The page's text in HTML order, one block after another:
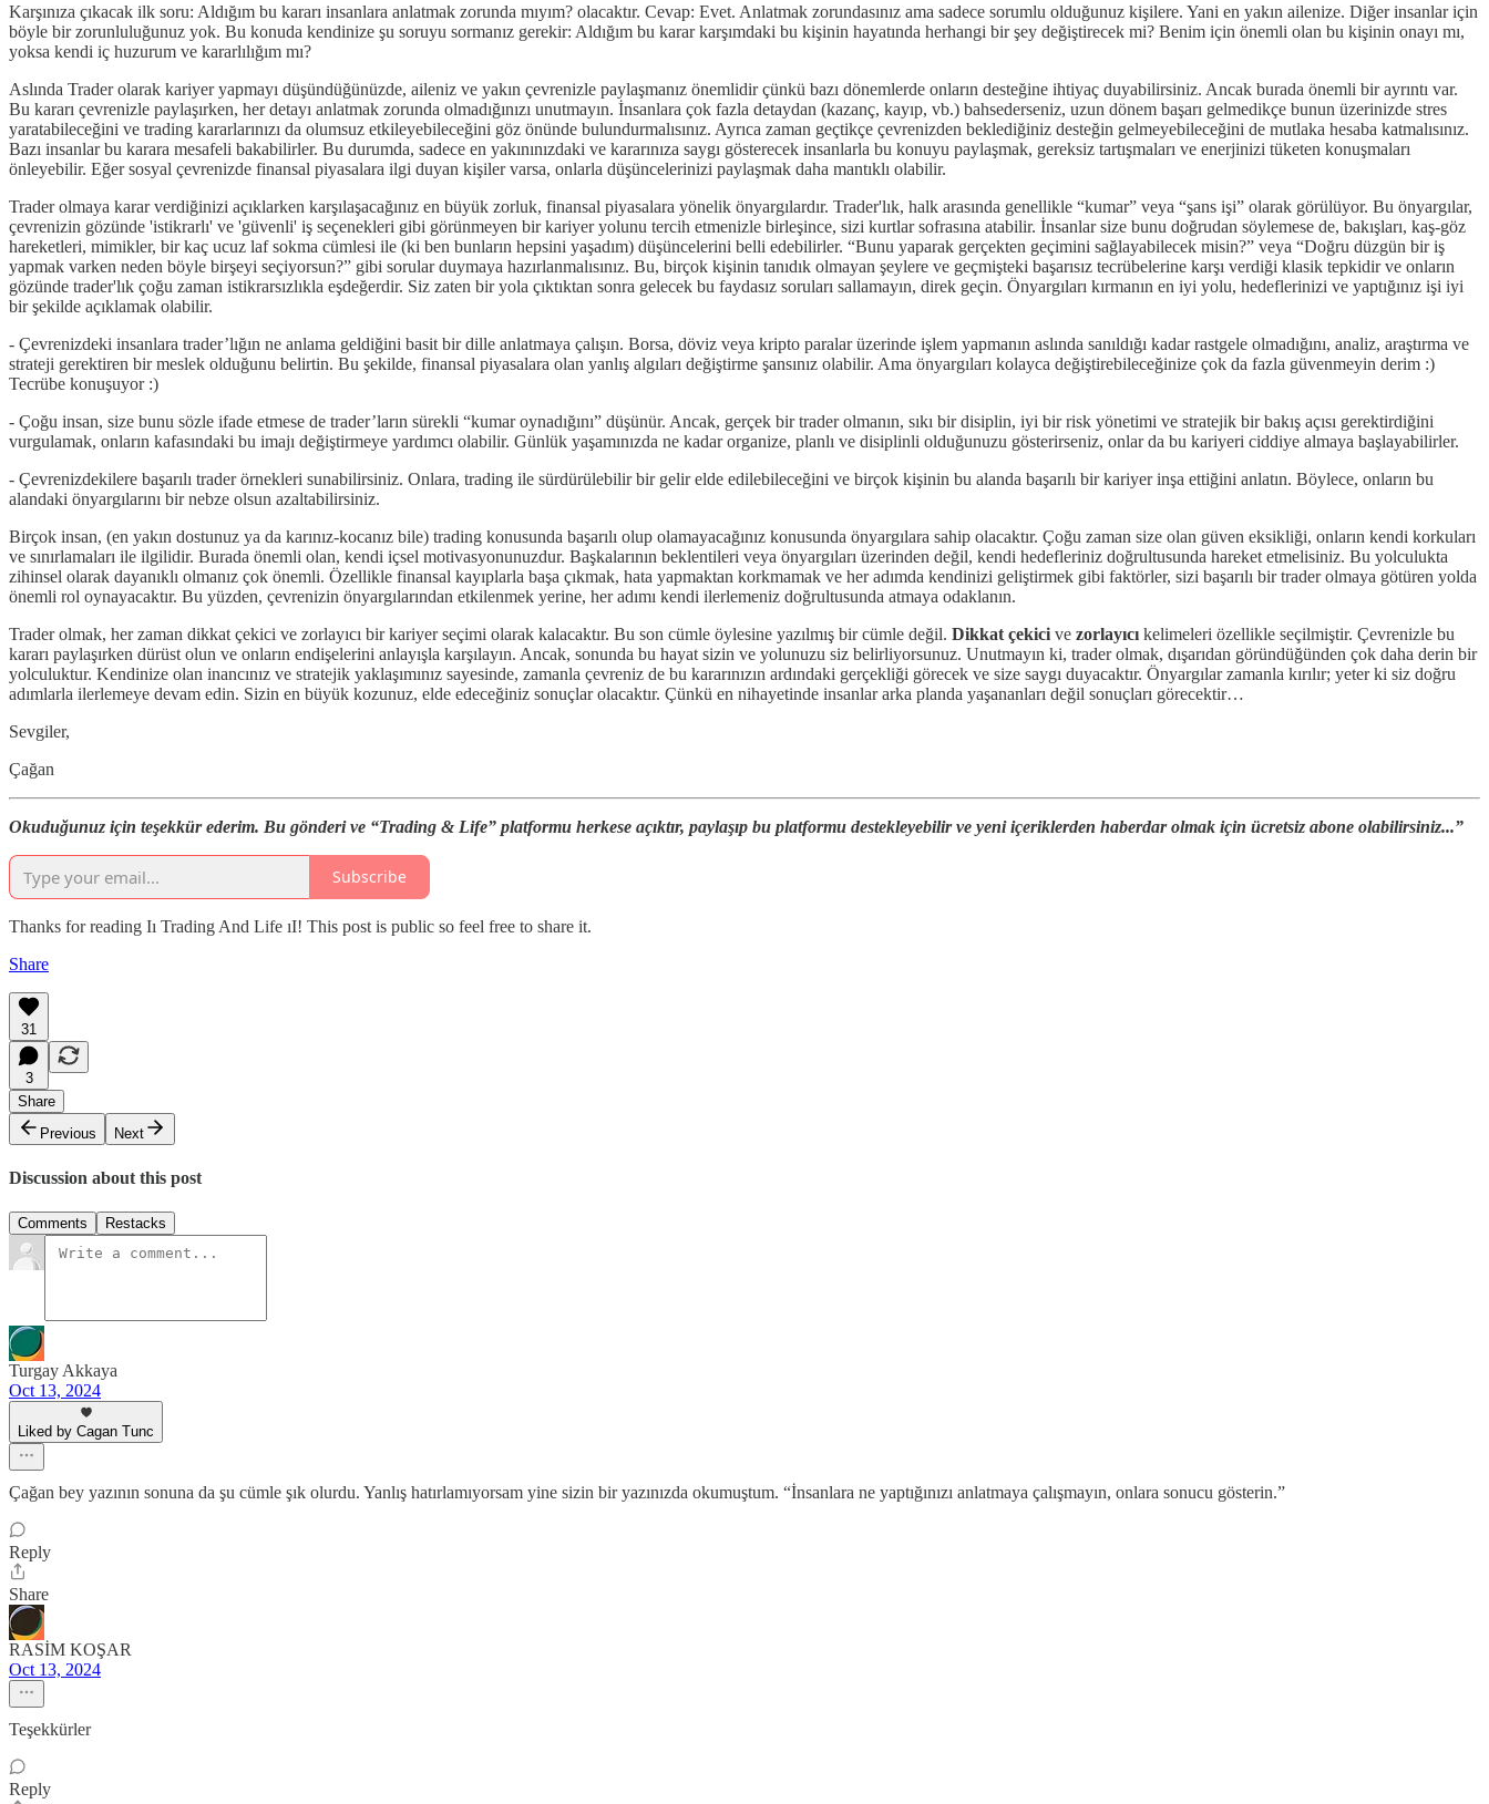
Karşınıza çıkacak ilk soru: Aldığım bu kararı insanlara anlatmak zorunda mıyım? olacaktır. Cevap: Evet. Anlatmak zorundasınız ama sadece sorumlu olduğunuz kişilere. Yani en yakın ailenize. Diğer insanlar için
böyle bir zorunluluğunuz yok. Bu konuda kendinize şu soruyu sormanız gerekir: Aldığım bu karar karşımdaki bu kişinin hayatında herhangi bir şey değiştirecek mi? Benim için önemli olan bu kişinin onayı mı,
yoksa kendi iç huzurum ve kararlılığım mı?
Aslında Trader olarak kariyer yapmayı düşündüğünüzde, aileniz ve yakın çevrenizle paylaşmanız önemlidir çünkü bazı dönemlerde onların desteğine ihtiyaç duyabilirsiniz. Ancak burada önemli bir ayrıntı var.
Bu kararı çevrenizle paylaşırken, her detayı anlatmak zorunda olmadığınızı unutmayın. İnsanlara çok fazla detaydan (kazanç, kayıp, vb.) bahsederseniz, uzun dönem başarı gelmedikçe bunun üzerinizde stres
yaratabileceğini ve trading kararlarınızı da olumsuz etkileyebileceğini göz önünde bulundurmalısınız. Ayrıca zaman geçtikçe çevrenizden beklediğiniz desteğin gelmeyebileceğini de mutlaka hesaba katmalısınız.
Bazı insanlar bu karara mesafeli bakabilirler. Bu durumda, sadece en yakınınızdaki ve kararınıza saygı gösterecek insanlarla bu konuyu paylaşmak, gereksiz tartışmaları ve enerjinizi tüketen konuşmaları
önleyebilir. Eğer sosyal çevrenizde finansal piyasalara ilgi duyan kişiler varsa, onlarla düşüncelerinizi paylaşmak daha mantıklı olabilir.
Trader olmaya karar verdiğinizi açıklarken karşılaşacağınız en büyük zorluk, finansal piyasalara yönelik önyargılardır. Trader'lık, halk arasında genellikle “kumar” veya “şans işi” olarak görülüyor. Bu önyargılar,
çevrenizin gözünde 'istikrarlı' ve 'güvenli' iş seçenekleri gibi görünmeyen bir kariyer yolunu tercih etmenizle birleşince, sizi kurtlar sofrasına atabilir. İnsanlar size bunu doğrudan söylemese de, bakışları, kaş-göz
hareketleri, mimikler, bir kaç ucuz laf sokma cümlesi ile (ki ben bunların hepsini yaşadım) düşüncelerini belli edebilirler. “Bunu yaparak gerçekten geçimini sağlayabilecek misin?” veya “Doğru düzgün bir iş
yapmak varken neden böyle birşeyi seçiyorsun?” gibi sorular duymaya hazırlanmalısınız. Bu, birçok kişinin tanıdık olmayan şeylere ve geçmişteki başarısız tecrübelerine karşı verdiği klasik tepkidir ve onların
gözünde trader'lık çoğu zaman istikrarsızlıkla eşdeğerdir. Siz zaten bir yola çıktıktan sonra gelecek bu faydasız soruları sallamayın, direk geçin. Önyargıları kırmanın en iyi yolu, hedeflerinizi ve yaptığınız işi iyi
bir şekilde açıklamak olabilir.
- Çevrenizdeki insanlara trader’lığın ne anlama geldiğini basit bir dille anlatmaya çalışın. Borsa, döviz veya kripto paralar üzerinde işlem yapmanın aslında sanıldığı kadar rastgele olmadığını, analiz, araştırma ve
strateji gerektiren bir meslek olduğunu belirtin. Bu şekilde, finansal piyasalara olan yanlış algıları değiştirme şansınız olabilir. Ama önyargıları kolayca değiştirebileceğinize çok da fazla güvenmeyin derim :)
Tecrübe konuşuyor :)
- Çoğu insan, size bunu sözle ifade etmese de trader’ların sürekli “kumar oynadığını” düşünür. Ancak, gerçek bir trader olmanın, sıkı bir disiplin, iyi bir risk yönetimi ve stratejik bir bakış açısı gerektirdiğini
vurgulamak, onların kafasındaki bu imajı değiştirmeye yardımcı olabilir. Günlük yaşamınızda ne kadar organize, planlı ve disiplinli olduğunuzu gösterirseniz, onlar da bu kariyeri ciddiye almaya başlayabilirler.
- Çevrenizdekilere başarılı trader örnekleri sunabilirsiniz. Onlara, trading ile sürdürülebilir bir gelir elde edilebileceğini ve birçok kişinin bu alanda başarılı bir kariyer inşa ettiğini anlatın. Böylece, onların bu
alandaki önyargılarını bir nebze olsun azaltabilirsiniz.
Birçok insan, (en yakın dostunuz ya da karınız-kocanız bile) trading konusunda başarılı olup olamayacağınız konusunda önyargılara sahip olacaktır. Çoğu zaman size olan güven eksikliği, onların kendi korkuları
ve sınırlamaları ile ilgilidir. Burada önemli olan, kendi içsel motivasyonunuzdur. Başkalarının beklentileri veya önyargıları üzerinden değil, kendi hedefleriniz doğrultusunda hareket etmelisiniz. Bu yolculukta
zihinsel olarak dayanıklı olmanız çok önemli. Özellikle finansal kayıplarla başa çıkmak, hata yapmaktan korkmamak ve her adımda kendinizi geliştirmek gibi faktörler, sizi başarılı bir trader olmaya götüren yolda
önemli rol oynayacaktır. Bu yüzden, çevrenizin önyargılarından etkilenmek yerine, her adımı kendi ilerlemeniz doğrultusunda atmaya odaklanın.
Trader olmak, her zaman dikkat çekici ve zorlayıcı bir kariyer seçimi olarak kalacaktır. Bu son cümle öylesine yazılmış bir cümle değil. Dikkat çekici ve zorlayıcı kelimeleri özellikle seçilmiştir. Çevrenizle bu
kararı paylaşırken dürüst olun ve onların endişelerini anlayışla karşılayın. Ancak, sonunda bu hayat sizin ve yolunuzu siz belirliyorsunuz. Unutmayın ki, trader olmak, dışarıdan göründüğünden çok daha derin bir
yolculuktur. Kendinize olan inancınız ve stratejik yaklaşımınız sayesinde, zamanla çevreniz de bu kararınızın ardındaki gerçekliği görecek ve size saygı duyacaktır. Önyargılar zamanla kırılır; yeter ki siz doğru
adımlarla ilerlemeye devam edin. Sizin en büyük kozunuz, elde edeceğiniz sonuçlar olacaktır. Çünkü en nihayetinde insanlar arka planda yaşananları değil sonuçları görecektir…
Sevgiler,
Çağan
Okuduğunuz için teşekkür ederim. Bu gönderi ve “Trading & Life” platformu herkese açıktır, paylaşıp bu platformu destekleyebilir ve yeni içeriklerden haberdar olmak için ücretsiz abone olabilirsiniz...”
Subscribe
Thanks for reading Iı Trading And Life ıI! This post is public so feel free to share it.
Share
31
3
Share
Previous
Next
Discussion about this post
Comments Restacks
Turgay Akkaya
Oct 13, 2024
Liked by Cagan Tunc
Çağan bey yazının sonuna da şu cümle şık olurdu. Yanlış hatırlamıyorsam yine sizin bir yazınızda okumuştum. “İnsanlara ne yaptığınızı anlatmaya çalışmayın, onlara sonucu gösterin.”
Reply
Share
RASİM KOŞAR
Oct 13, 2024
Teşekkürler
Reply